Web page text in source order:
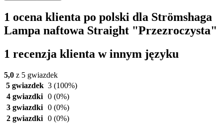
1 ocena klienta po polski dla Strömshaga
Lampa naftowa Straight "Przezroczysta"
1 recenzja klienta w innym języku
5,0 z 5 gwiazdek
5 gwiazdek 3 (100%)
4 gwiazdki 0 (0%)
3 gwiazdki 0 (0%)
2 gwiazdki 0 (0%)